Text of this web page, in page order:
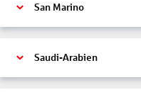
San Marino
Saudi-Arabien